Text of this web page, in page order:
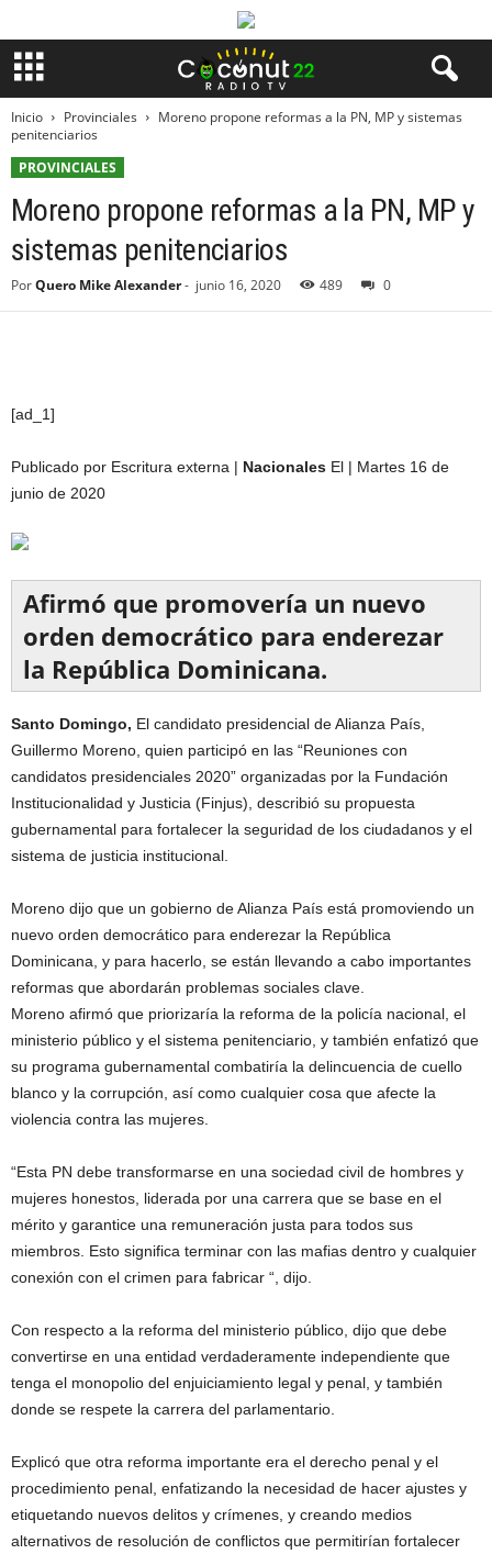
Inicio Provinciales
Moreno propone reformas a la PN, MP y sistemas
penitenciarios
PROVINCIALES
Moreno propone reformas a la PN, MP y
sistemas penitenciarios
PorQuero Mike Alexander- junio 16, 2020 489 0
[ad_1]
Publicado por Escritura externa | Nacionales El | Martes 16 de
junio de 2020
Afirmó que promovería un nuevo
orden democrático para enderezar
la República Dominicana.
Santo Domingo, El candidato presidencial de Alianza País,
Guillermo Moreno, quien participó en las “Reuniones con
candidatos presidenciales 2020” organizadas por la Fundación
Institucionalidad y Justicia (Finjus), describió su propuesta
gubernamental para fortalecer la seguridad de los ciudadanos y el
sistema de justicia institucional.
Moreno dijo que un gobierno de Alianza País está promoviendo un
nuevo orden democrático para enderezar la República
Dominicana, y para hacerlo, se están llevando a cabo importantes
reformas que abordarán problemas sociales clave.
Moreno afirmó que priorizaría la reforma de la policía nacional, el
ministerio público y el sistema penitenciario, y también enfatizó que
su programa gubernamental combatiría la delincuencia de cuello
blanco y la corrupción, así como cualquier cosa que afecte la
violencia contra las mujeres.
“Esta PN debe transformarse en una sociedad civil de hombres y
mujeres honestos, liderada por una carrera que se base en el
mérito y garantice una remuneración justa para todos sus
miembros. Esto significa terminar con las mafias dentro y cualquier
conexión con el crimen para fabricar “, dijo.
Con respecto a la reforma del ministerio público, dijo que debe
convertirse en una entidad verdaderamente independiente que
tenga el monopolio del enjuiciamiento legal y penal, y también
donde se respete la carrera del parlamentario.
Explicó que otra reforma importante era el derecho penal y el
procedimiento penal, enfatizando la necesidad de hacer ajustes y
etiquetando nuevos delitos y crímenes, y creando medios
alternativos de resolución de conflictos que permitirían fortalecer